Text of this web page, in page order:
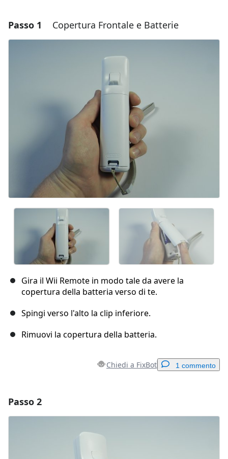
Passo 1 Copertura Frontale e Batterie
Gira il Wii Remote in modo tale da avere la
copertura della batteria verso di te.
Spingi verso l'alto la clip inferiore.
Rimuovi la copertura della batteria.
Chiedi a FixBot 1 commento
Passo 2